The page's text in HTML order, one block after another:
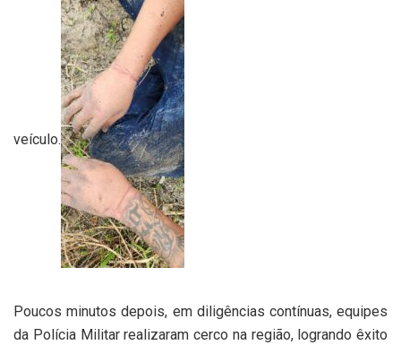
veículo.
Poucos minutos depois, em diligências contínuas, equipes
da Polícia Militar realizaram cerco na região, logrando êxito